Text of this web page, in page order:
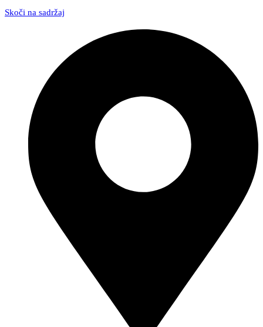
Skoči na sadržaj